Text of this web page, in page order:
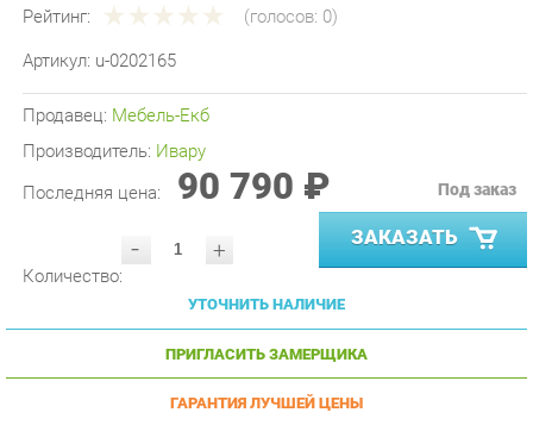
Артикул: u-0202165
Производитель:Ивару
Последняя цена: 90 790 ₽
- ЗАКАЗАТЬ
УТОЧНИТЬ НАЛИЧИЕ
ПРИГЛАСИТЬ ЗАМЕРЩИКА
ГАРАНТИЯ ЛУЧШЕЙ ЦЕНЫ